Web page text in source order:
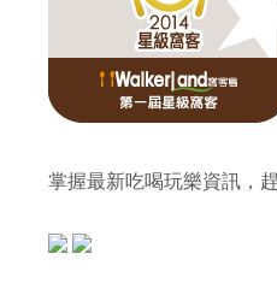
掌握最新吃喝玩樂資訊，